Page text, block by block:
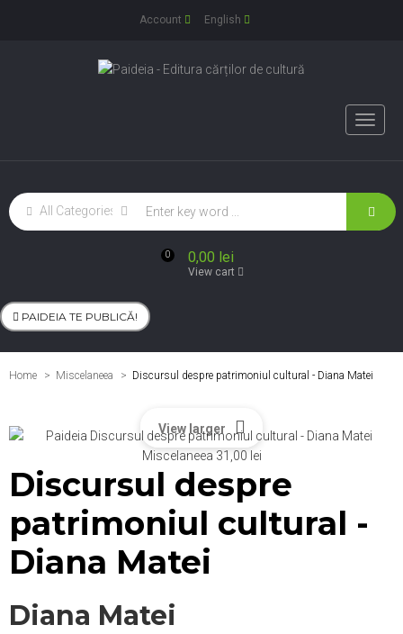
Account English
Toggle
0 0,00 lei
View cart
PAIDEIA TE PUBLICĂ!
Home Miscelaneea > Discursul despre patrimoniul cultural - Diana Matei
View larger
Discursul despre
patrimoniul cultural -
Diana Matei
Diana Matei